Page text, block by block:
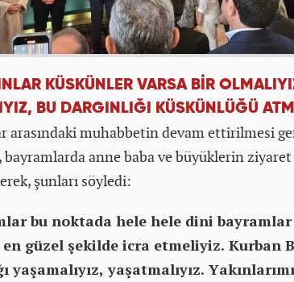
KÜSKÜNLER VARSA BİR
BU DARGINLIĞI KÜSKÜNLÜĞÜ
arasındaki muhabbetin devam ettirilmesi
bayramlarda anne baba ve büyüklerin
şunları söyledi:
bu noktada hele hele dini
güzel şekilde icra etmeliyiz. Kurban
yaşamalıyız, yaşatmalıyız.